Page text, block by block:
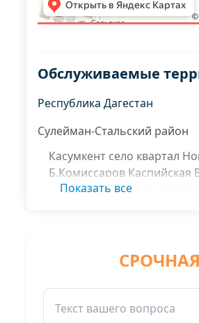
Обслуживаемые
Республика Дагестан
Сулейман-Стальский район
Касумкент село квартал
Б.Комиссаров Каспийская
Леонова Школьная
Показать все